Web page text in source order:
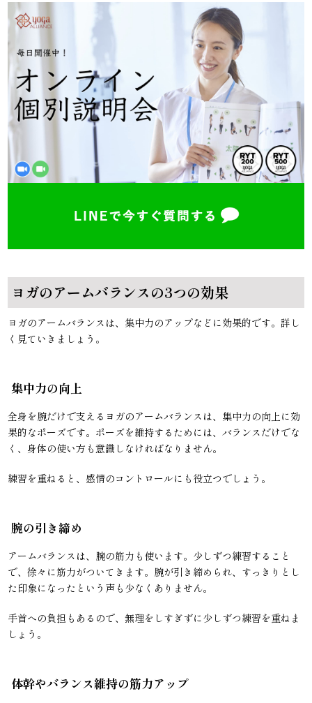
ヨガのアームバランスの3つの効果
ヨガのアームバランスは、集中力のアップなどに効果的です。詳し
く見ていきましょう。
集中力の向上
全身を腕だけで支えるヨガのアームバランスは、集中力の向上に効
果的なポーズです。ポーズを維持するためには、バランスだけでな
く、身体の使い方も意識しなければなりません。
練習を重ねると、感情のコントロールにも役立つでしょう。
腕の引き締め
アームバランスは、腕の筋力も使います。少しずつ練習すること
で、徐々に筋力がついてきます。腕が引き締められ、すっきりとし
た印象になったという声も少なくありません。
手首への負担もあるので、無理をしすぎずに少しずつ練習を重ねま
しょう。
体幹やバランス維持の筋力アップ